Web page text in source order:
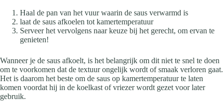
Haal de pan van het vuur waarin de saus verwarmd is
laat de saus afkoelen tot kamertemperatuur
Serveer het vervolgens naar keuze bij het gerecht, om ervan te
genieten!
Wanneer je de saus afkoelt, is het belangrijk om dit niet te snel te doen
om te voorkomen dat de textuur ongelijk wordt of smaak verloren gaat.
Het is daarom het beste om de saus op kamertemperatuur te laten
komen voordat hij in de koelkast of vriezer wordt gezet voor later
gebruik.